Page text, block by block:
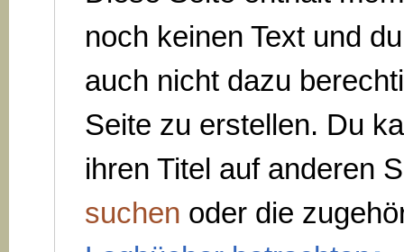
noch keinen Text und
auch nicht dazu
Seite zu erstellen. Du
ihren Titel auf anderen
suchen oder die